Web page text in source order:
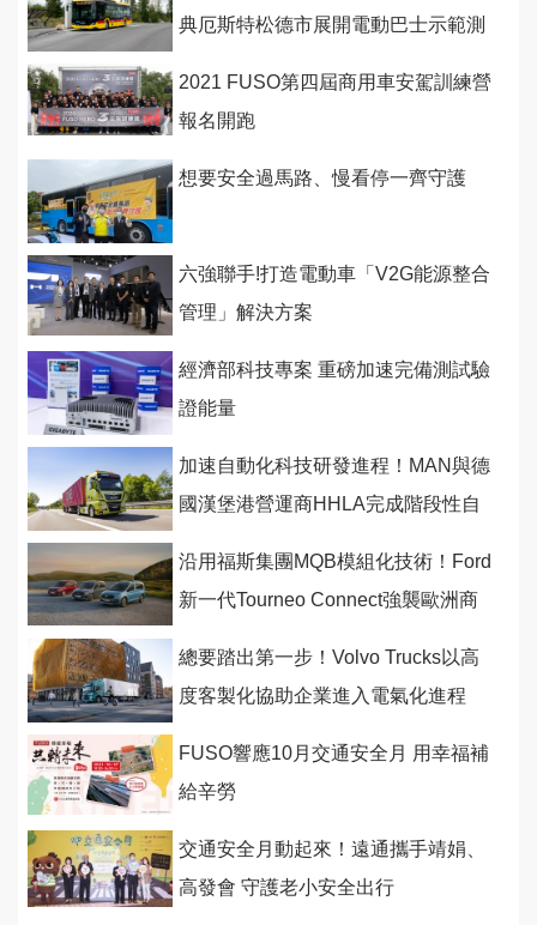
典厄斯特松德市展開電動巴士示範測
2021 FUSO第四屆商用車安駕訓練營
報名開跑
想要安全過馬路、慢看停一齊守護
六強聯手!打造電動車「V2G能源整合
管理」解決方案
經濟部科技專案 重磅加速完備測試驗
證能量
加速自動化科技研發進程！MAN與德
國漢堡港營運商HHLA完成階段性自
沿用福斯集團MQB模組化技術！Ford
新一代Tourneo Connect強襲歐洲商
總要踏出第一步！Volvo Trucks以高
度客製化協助企業進入電氣化進程
FUSO響應10月交通安全月 用幸福補
給辛勞
交通安全月動起來！遠通攜手靖娟、
高發會 守護老小安全出行